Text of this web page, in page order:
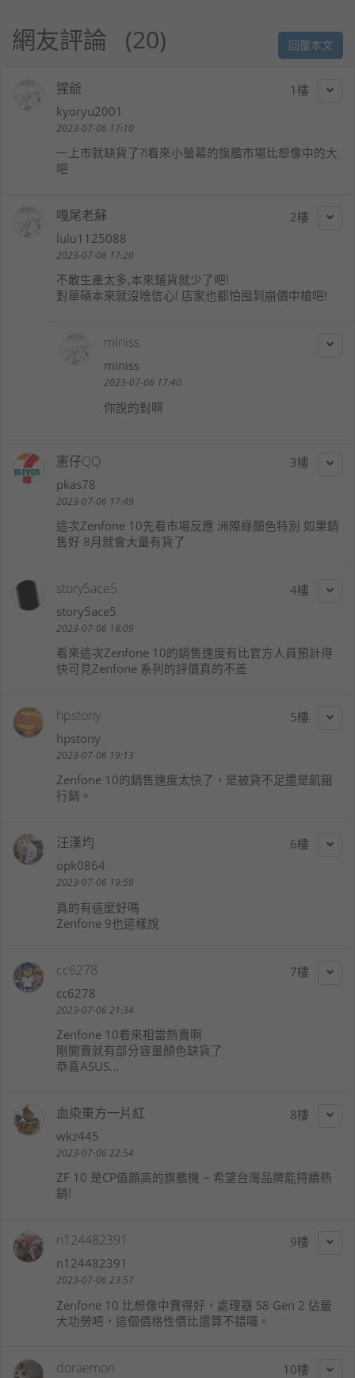
網友評論 20 回覆本文
1
猩爺
kyoryu2001
2023-07-06 17:10
一上市就缺貨了?!看來小螢幕的旗艦市場比想像中的大
吧
2
嘎尾老蘇
lulu1125088
2023-07-06 17:20
不敢生產太多,本來鋪貨就少了吧!
對華碩本來就沒啥信心! 店家也都怕囤到崩價中槍吧!
miniss
miniss
2023-07-06 17:40
你說的對啊
3
憲仔QQ
pkas78
2023-07-06 17:49
這次Zenfone 10先看市場反應 洲際綠顏色特別 如果銷
售好 8月就會大量有貨了
4
story5ace5
story5ace5
2023-07-06 18:09
看來這次Zenfone 10的銷售速度有比官方人員預計得
快可見Zenfone 系列的評價真的不差
5
hpstony
hpstony
2023-07-06 19:13
Zenfone 10的銷售速度太快了，是被貨不足還是飢餓
行銷。
6
汪漢均
opk0864
2023-07-06 19:59
真的有這麼好嗎
Zenfone 9也這樣說
7
cc6278
cc6278
2023-07-06 21:34
Zenfone 10看來相當熱賣啊
剛開賣就有部分容量顏色缺貨了
恭喜ASUS...
8
血染東方一片紅
wkz445
2023-07-06 22:54
ZF 10 是CP值頗高的旗艦機 ~ 希望台灣品牌能持續熱
銷!
9
n124482391
n124482391
2023-07-06 23:57
Zenfone 10 比想像中賣得好，處理器 S8 Gen 2 佔最
大功勞吧，這個價格性價比還算不錯囉。
10
doraemon